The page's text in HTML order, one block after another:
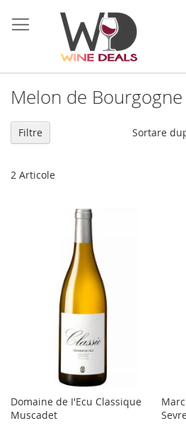
la
Continut
Melon de Bourgogne
2 Articole
Sortare
Domaine de I'Ecu Classique
Muscadet
Filtre